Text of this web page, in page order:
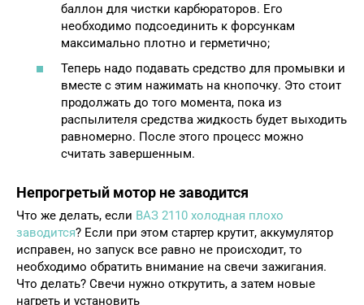
баллон для чистки карбюраторов. Его
необходимо подсоединить к форсункам
максимально плотно и герметично;
Теперь надо подавать средство для промывки и
вместе с этим нажимать на кнопочку. Это стоит
продолжать до того момента, пока из
распылителя средства жидкость будет выходить
равномерно. После этого процесс можно
считать завершенным.
Непрогретый мотор не заводится
Что же делать, если ВАЗ 2110 холодная плохо
заводится? Если при этом стартер крутит, аккумулятор
исправен, но запуск все равно не происходит, то
необходимо обратить внимание на свечи зажигания.
Что делать? Свечи нужно открутить, а затем новые
нагреть и установить